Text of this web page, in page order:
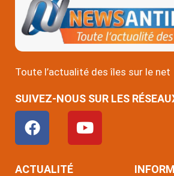
Toute l’actualité des îles sur le net
SUIVEZ-NOUS SUR LES
F
a
c
e
Y
o
u
ACTUALITÉ